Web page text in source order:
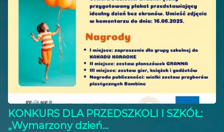
KONKURS DLA PRZEDSZKOLI I SZKÓŁ:
„Wymarzony dzień...